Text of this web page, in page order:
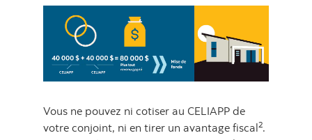
Vous ne pouvez ni cotiser au CELIAPP de
votre conjoint, ni en tirer un avantage fiscal2.